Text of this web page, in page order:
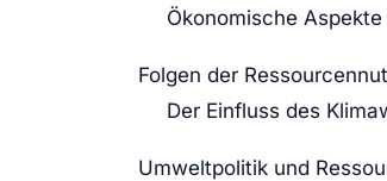
Ökonomische
Folgen der
Der Einfluss des
Umweltpolitik und